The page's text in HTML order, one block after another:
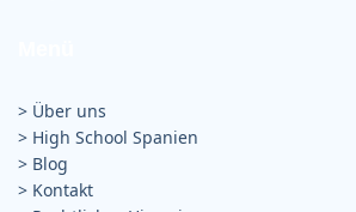
> Über uns
> High School Spanien
> Blog
> Kontakt